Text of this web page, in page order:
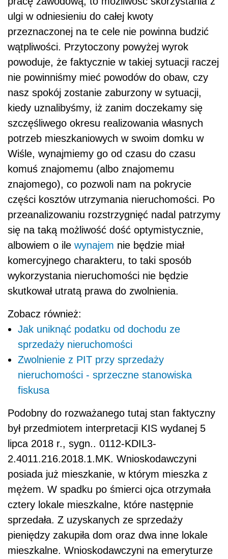
ulgi w odniesieniu do całej kwoty
przeznaczonej na te cele nie powinna budzić
wątpliwości. Przytoczony powyżej wyrok
powoduje, że faktycznie w takiej sytuacji raczej
nie powinniśmy mieć powodów do obaw, czy
nasz spokój zostanie zaburzony w sytuacji,
kiedy uznalibyśmy, iż zanim doczekamy się
szczęśliwego okresu realizowania własnych
potrzeb mieszkaniowych w swoim domku w
Wiśle, wynajmiemy go od czasu do czasu
komuś znajomemu (albo znajomemu
znajomego), co pozwoli nam na pokrycie
części kosztów utrzymania nieruchomości. Po
przeanalizowaniu rozstrzygnięć nadal patrzymy
się na taką możliwość dość optymistycznie,
albowiem o ile wynajem nie będzie miał
komercyjnego charakteru, to taki sposób
wykorzystania nieruchomości nie będzie
skutkował utratą prawa do zwolnienia.
Zobacz również:
Jak uniknąć podatku od dochodu ze
sprzedaży nieruchomości
Zwolnienie z PIT przy sprzedaży
nieruchomości - sprzeczne stanowiska
fiskusa
Podobny do rozważanego tutaj stan faktyczny
był przedmiotem interpretacji KIS wydanej 5
lipca 2018 r., sygn.. 0112-KDIL3-
2.4011.216.2018.1.MK. Wnioskodawczyni
posiada już mieszkanie, w którym mieszka z
mężem. W spadku po śmierci ojca otrzymała
cztery lokale mieszkalne, które następnie
sprzedała. Z uzyskanych ze sprzedaży
pieniędzy zakupiła dom oraz dwa inne lokale
mieszkalne. Wnioskodawczyni na emeryturze